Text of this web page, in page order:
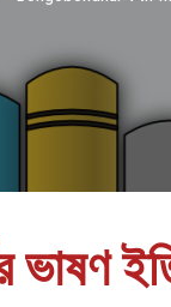
ভাষণ